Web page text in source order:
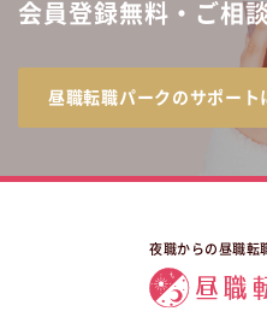
会員登録無料・ご相
昼職転職パークのサポート
夜職からの昼職転